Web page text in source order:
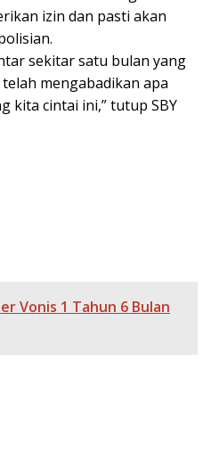
izin dan pasti akan
sekitar satu bulan yang
mengabadikan apa
kita cintai ini,” tutup SBY
Vonis 1 Tahun 6 Bulan